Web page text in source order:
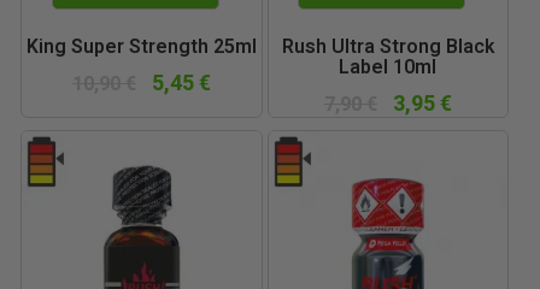
King Super Strength 25ml
5,45 €
Rush Ultra Strong Black
Label 10ml
3,95 €